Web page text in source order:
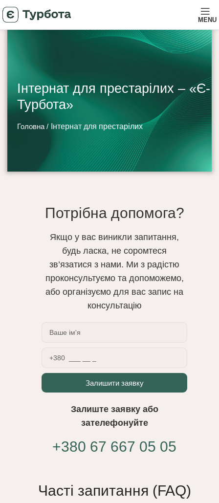
MENU
Інтернат для престарілих – «Є-
Турбота»
Головна / Інтернат для престарілих
Потрібна допомога?
Якщо у вас виникли запитання,
будь ласка, не соромтеся
зв’язатися з нами. Ми з радістю
проконсультуємо та допоможемо,
або організуємо для вас запис на
консультацію
Залишити заявку
Залиште заявку або
зателефонуйте
+380 67 667 05 05
Часті запитання (FAQ)